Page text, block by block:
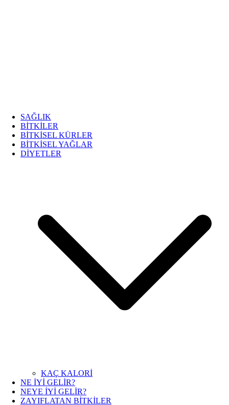
SAĞLIK
BİTKİLER
BİTKİSEL KÜRLER
BİTKİSEL YAĞLAR
DİYETLER
KAÇ KALORİ
NE İYİ GELİR?
NEYE İYİ GELİR?
ZAYIFLATAN BİTKİLER